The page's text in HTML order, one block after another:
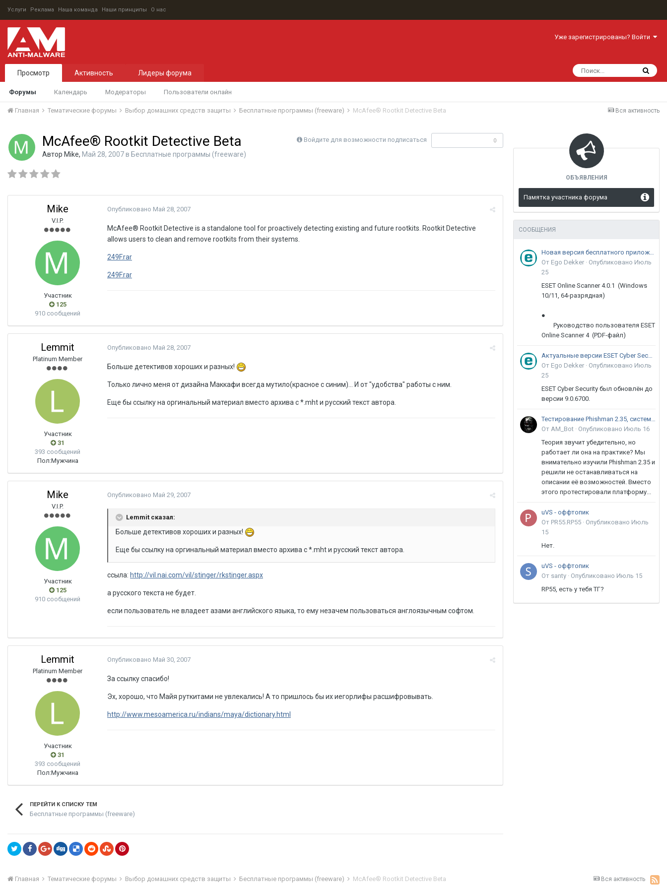
Услуги Реклама Наша команда Наши принципы О нас
Уже зарегистрированы? Войти
Просмотр
Форумы Календарь Модераторы Пользователи онлайн
Активность Лидеры форума
Вся активность
Главная Тематические форумы Выбор домашних средств защиты Бесплатные программы (freeware) McAfee® Rootkit Detective Beta
Войдите для возможности подписаться 0
McAfee® Rootkit Detective Beta
Автор Mike, Май 28, 2007в Бесплатные программы (freeware)
Mike
V.I.P.
Участник
125
910 сообщений
Опубликовано Май 28, 2007
McAfee® Rootkit Detective is a standalone tool for proactively detecting existing and future rootkits. Rootkit Detective
allows users to clean and remove rootkits from their systems.
249F.rar
249F.rar
Lemmit
Platinum Member
Участник
31
393 сообщений
Пол:Мужчина
Опубликовано Май 28, 2007
Больше детективов хороших и разных!
Только лично меня от дизайна Маккафи всегда мутило(красное с синим)... И от "удобства" работы с ним.
Еще бы ссылку на оргинальный материал вместо архива с *.mht и русский текст автора.
Mike
V.I.P.
Участник
125
910 сообщений
Опубликовано Май 29, 2007
Lemmit сказал:
Больше детективов хороших и разных!
Еще бы ссылку на оргинальный материал вместо архива с *.mht и русский текст автора.
ссыла: http://vil.nai.com/vil/stinger/rkstinger.aspx
а русского текста не будет.
если пользователь не владеет азами английского языка, то ему незачем пользоваться англоязычным софтом.
Lemmit
Platinum Member
Участник
31
393 сообщений
Пол:Мужчина
Опубликовано Май 30, 2007
За ссылку спасибо!
Эх, хорошо, что Майя руткитами не увлекались! А то пришлось бы их иегорлифы расшифровывать.
http://www.mesoamerica.ru/indians/maya/dictionary.html
ПЕРЕЙТИ К СПИСКУ ТЕМ
Бесплатные программы (freeware)
ОБЪЯВЛЕНИЯ
Памятка участника форума
СООБЩЕНИЯ
Новая версия бесплатного приложения ESET Online Scanner доступна пользователям
От Ego Dekker · Опубликовано Июль
25
ESET Online Scanner 4.0.1 (Windows
10/11, 64-разрядная)
●
Руководство пользователя ESET
Online Scanner 4 (PDF-файл)
Актуальные версии ESET Cyber Security 9
От Ego Dekker · Опубликовано Июль
25
ESET Cyber Security был обновлён до
версии 9.0.6700.
Тестирование Phishman 2.35, системы повышения осведомлённости пользователей в сфере ИБ
От AM_Bot · Опубликовано Июль 16
Теория звучит убедительно, но
работает ли она на практике? Мы
внимательно изучили Phishman 2.35 и
решили не останавливаться на
описании её возможностей. Вместо
этого протестировали платформу...
uVS - оффтопик
От PR55.RP55 · Опубликовано Июль
15
Нет.
uVS - оффтопик
От santy · Опубликовано Июль 15
RP55, есть у тебя ТГ?
Вся активность
Главная Тематические форумы Выбор домашних средств защиты Бесплатные программы (freeware) McAfee® Rootkit Detective Beta